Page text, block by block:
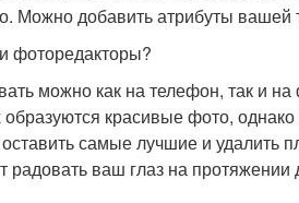
Можно добавить атрибуты вашей
фоторедакторы?
можно как на телефон, так и
образуются красивые фото,
самые лучшие и удалить
радовать ваш глаз на протяжении